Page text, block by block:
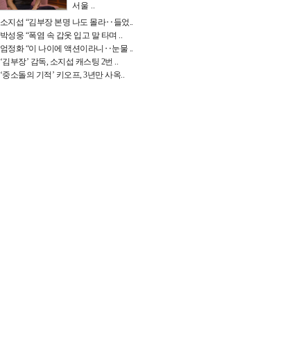
서울 ..
소지섭 “김부장 본명 나도 몰라‥들었..
박성웅 “폭염 속 갑옷 입고 말 타며 ..
엄정화 “이 나이에 액션이라니‥눈물 ..
‘김부장’ 감독, 소지섭 캐스팅 2번 ..
‘중소돌의 기적’ 키오프, 3년만 사옥..